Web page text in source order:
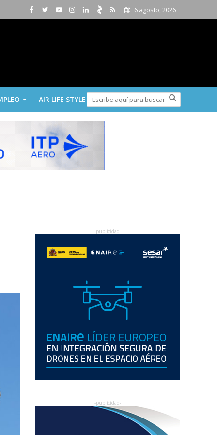
6 agosto, 2026
AIR LIFE STYLE